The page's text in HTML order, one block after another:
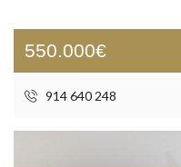
550.000€
914 640 248